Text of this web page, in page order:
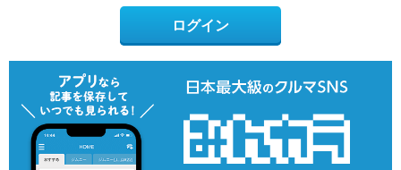
ログイン